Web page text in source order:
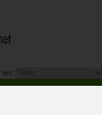
en: